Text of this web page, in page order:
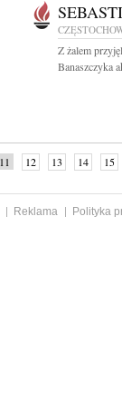
Z żalem
Banaszczyka
11 12 13 14 15
Reklama
Polityka